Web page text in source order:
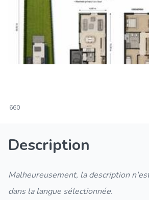
660
Description
Malheureusement, la description
dans la langue sélectionnée.